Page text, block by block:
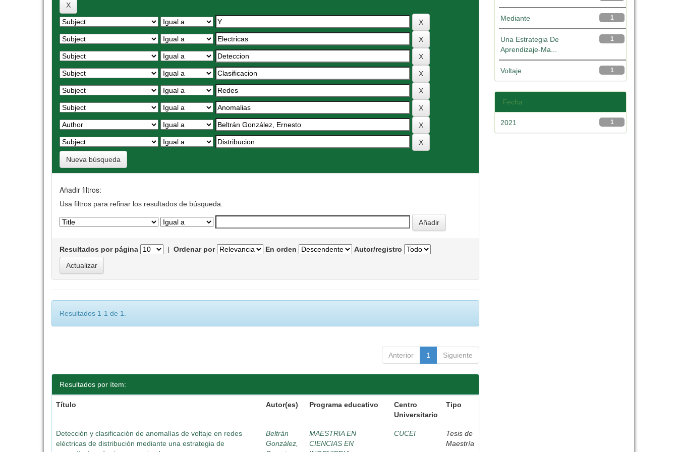
Nueva búsqueda
Añadir filtros:
Usa filtros para refinar los resultados de búsqueda.
Resultados por página | Ordenar por En orden Autor/registro
Resultados 1-1 de 1.
Anterior 1 Siguiente
Resultados por ítem:
Título Autor(es) Programa educativo
Centro
Universitario
Tipo
Detección y clasificación de anomalías de voltaje en redes
eléctricas de distribución mediante una estrategia de
Beltrán
González,
MAESTRIA EN
CIENCIAS EN
CUCEI
Tesis de
Maestría
1
Mediante
1
Una Estrategia De
Aprendizaje-Ma...
1
Voltaje
Fecha
1
2021